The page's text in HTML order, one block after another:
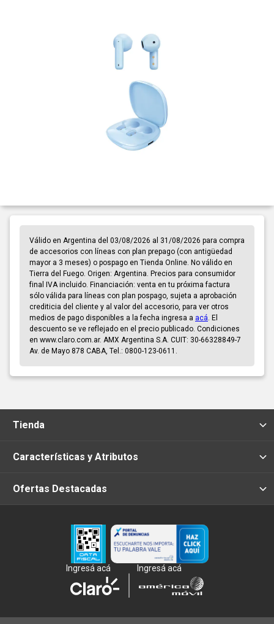
Válido en Argentina del 03/08/2026 al 31/08/2026 para compra
de accesorios con líneas con plan prepago (con antigüedad
mayor a 3 meses) o pospago en Tienda Online. No válido en
Tierra del Fuego. Origen: Argentina. Precios para consumidor
final IVA incluido. Financiación: venta en tu próxima factura
sólo válida para líneas con plan pospago, sujeta a aprobación
crediticia del cliente y al valor del accesorio, para ver otros
medios de pago disponibles a la fecha ingresa a acá . El
descuento se ve reflejado en el precio publicado. Condiciones
en www.claro.com.ar. AMX Argentina S.A. CUIT: 30-66328849-7
Av. de Mayo 878 CABA, Tel.: 0800-123-0611.
Tienda
Características y Atributos
Ofertas Destacadas
Ingresá acá Ingresá acá